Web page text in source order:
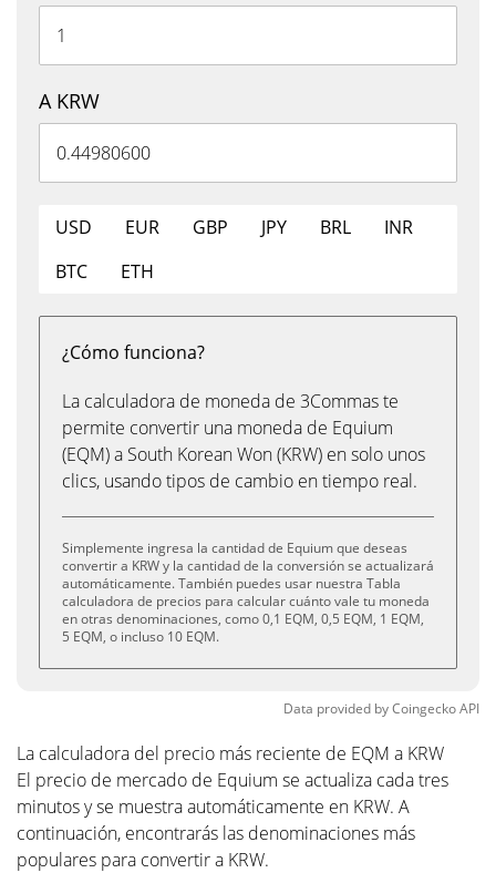
A KRW
USD EUR GBP JPY BRL
INR
BTC
ETH
¿Cómo funciona?
La calculadora de moneda de 3Commas te
permite convertir una moneda de Equium
(EQM) a South Korean Won (KRW) en solo unos
clics, usando tipos de cambio en tiempo real.
Simplemente ingresa la cantidad de Equium que deseas
convertir a KRW y la cantidad de la conversión se actualizará
automáticamente. También puedes usar nuestra Tabla
calculadora de precios para calcular cuánto vale tu moneda
en otras denominaciones, como 0,1 EQM, 0,5 EQM, 1 EQM,
5 EQM, o incluso 10 EQM.
Data provided byCoingeckoAPI
La calculadora del precio más reciente de EQM a KRW
El precio de mercado de Equium se actualiza cada tres
minutos y se muestra automáticamente en KRW. A
continuación, encontrarás las denominaciones más
populares para convertir a KRW.